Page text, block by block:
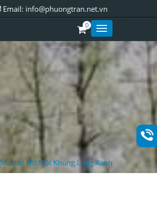
Email: info@phuongtran.net.vn
0
Toggle
Styles
Mascot Hở Mặt Khủng Long Xanh